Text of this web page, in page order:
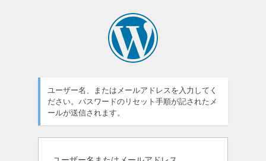
ユーザー名、またはメールアドレスを入力してく
ださい。パスワードのリセット手順が記されたメ
ールが送信されます。